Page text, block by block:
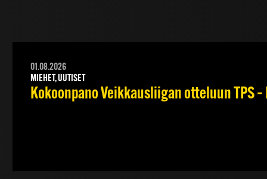
01.08.2026
MIEHET, UUTISET
Kokoonpano Veikkausliigan otteluun TPS